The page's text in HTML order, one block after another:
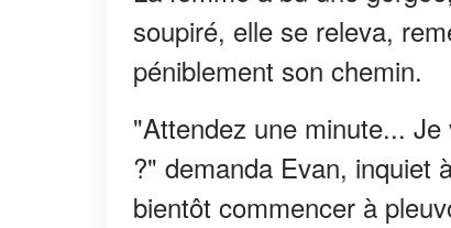
soupiré, elle se releva,
péniblement son chemin.
"Attendez une minute...
?" demanda Evan, inquiet
bientôt commencer à